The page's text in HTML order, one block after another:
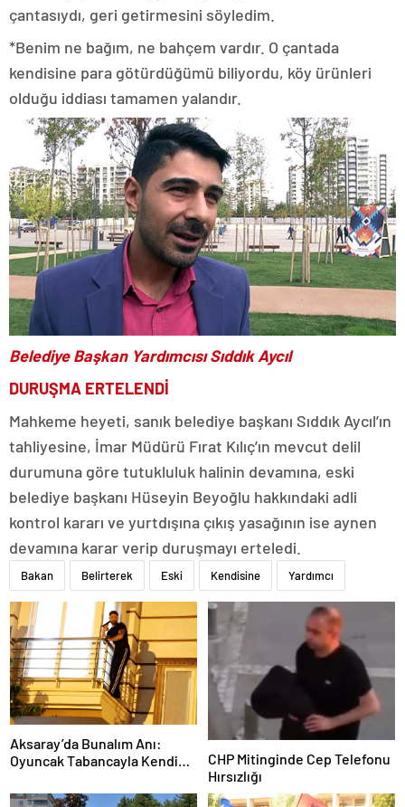
çantasıydı, geri getirmesini söyledim.
*Benim ne bağım, ne bahçem vardır. O çantada
kendisine para götürdüğümü biliyordu, köy ürünleri
olduğu iddiası tamamen yalandır.
Belediye Başkan Yardımcısı Sıddık Aycıl
DURUŞMA ERTELENDİ
Mahkeme heyeti, sanık belediye başkanı Sıddık Aycıl’ın
tahliyesine, İmar Müdürü Fırat Kılıç’ın mevcut delil
durumuna göre tutukluluk halinin devamına, eski
belediye başkanı Hüseyin Beyoğlu hakkındaki adli
kontrol kararı ve yurtdışına çıkış yasağının ise aynen
devamına karar verip duruşmayı erteledi.
Bakan Belirterek Eski Kendisine Yardımcı
Aksaray’da Bunalım Anı:
Oyuncak Tabancayla Kendine
CHP Mitinginde Cep Telefonu
Hırsızlığı